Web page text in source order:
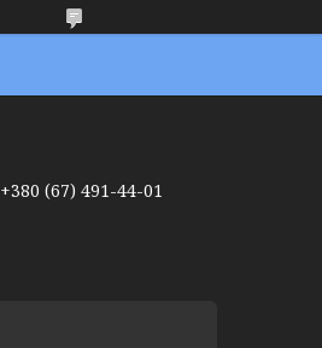
+380 (67) 491-44-01